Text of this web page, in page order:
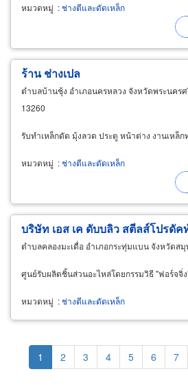
หมวดหมู่ :ช่างตีและดัดเหล็ก
ร้าน ช่างเปล
ตำบลบ้านชุ้ง อำเภอนครหลวง จังหวัดพระนคร
13260
รับทำเหล็กดัด มุ้งลวด ประตู หน้าต่าง งานเหล็
หมวดหมู่ :ช่างตีและดัดเหล็ก
บริษัท เอส เค ดับบลิว สตีลส์โปรดัค
ตำบลคลองมะเดื่อ อำเภอกระทุ่มแบน จังหวัดส
ศูนย์รับผลิตชิ้นส่วนอะไหล่โดยกรรมวิธี "ฟอร์จจิ่ง
หมวดหมู่ :ช่างตีและดัดเหล็ก
Pagination
Current
page
1 Page
2 Page
3 Page
4 Page
5 Page
6 7